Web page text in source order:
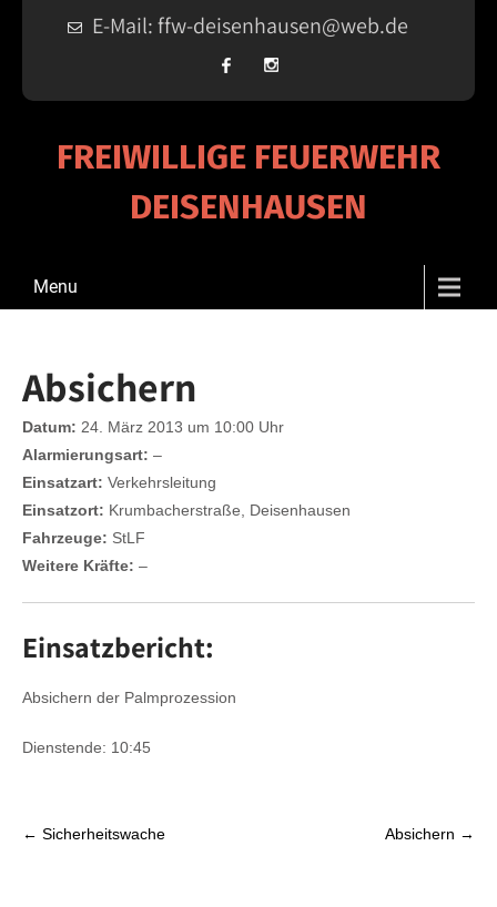
E-Mail: ffw-deisenhausen@web.de
FREIWILLIGE FEUERWEHR
DEISENHAUSEN
Menu
Absichern
Datum: 24. März 2013 um 10:00 Uhr
Alarmierungsart: –
Einsatzart: Verkehrsleitung
Einsatzort: Krumbacherstraße, Deisenhausen
Fahrzeuge: StLF
Weitere Kräfte: –
Einsatzbericht:
Absichern der Palmprozession
Dienstende: 10:45
P
← Sicherheitswache Absichern →